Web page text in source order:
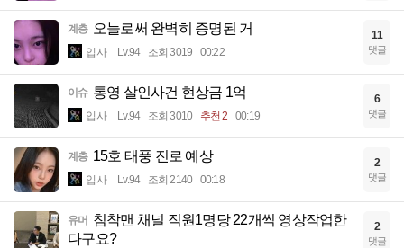
계층 오늘로써 완벽히 증명된 거
입사 Lv.94 조회 3019 00:22
11
댓글
이슈 통영 살인사건 현상금 1억
입사 Lv.94 조회 3010 추천 2 00:19
6
댓글
계층 15호 태풍 진로 예상
입사 Lv.94 조회 2140 00:18
2
댓글
유머 침착맨 채널 직원1명당 22개씩 영상작업한
다구요?
2
댓글